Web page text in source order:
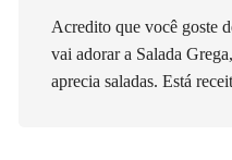
Acredito que você goste
vai adorar a Salada
aprecia saladas. Está